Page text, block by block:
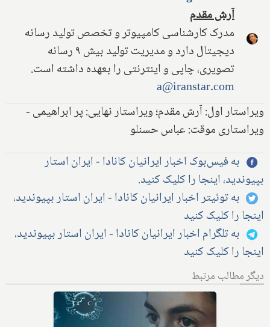
آرش مقدم
مدرک کارشناسی کامپیوتر و تخصص تولید رسانه
دیجیتال دارد و مدیریت تولید بیش ۹ رسانه
تصویری، چاپی و اینترنتی را بعهده داشته است.
a@iranstar.com
ویراستار اول: آرش مقدم؛ ویراستار نهایی: پر ابراهیمی -
ویراستاری موقت: عباس حسنلو
به فیس‌بوک اخبار ایرانیان کانادا - ایران استار
بپیوندید، اینجا را کلیک کنید.
به توئیتر اخبار ایرانیان کانادا - ایران استار بپیوندید،
اینجا را کلیک کنید
به تلگرام اخبار ایرانیان کانادا - ایران استار بپیوندید،
اینجا را کلیک کنید
دیگر مطالب مرتبط